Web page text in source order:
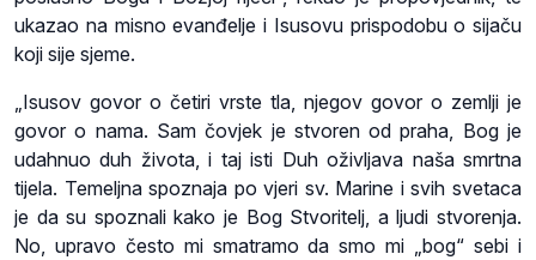
ukazao na misno evanđelje i Isusovu prispodobu o sijaču
koji sije sjeme.
„Isusov govor o četiri vrste tla, njegov govor o zemlji je
govor o nama. Sam čovjek je stvoren od praha, Bog je
udahnuo duh života, i taj isti Duh oživljava naša smrtna
tijela. Temeljna spoznaja po vjeri sv. Marine i svih svetaca
je da su spoznali kako je Bog Stvoritelj, a ljudi stvorenja.
No, upravo često mi smatramo da smo mi „bog“ sebi i